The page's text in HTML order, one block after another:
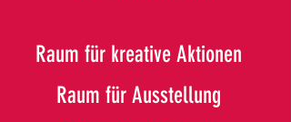
Raum für kreative Aktionen
Raum für Ausstellung